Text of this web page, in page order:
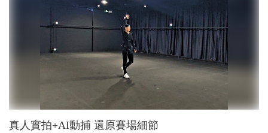
真人實拍+AI動捕 還原賽場細節